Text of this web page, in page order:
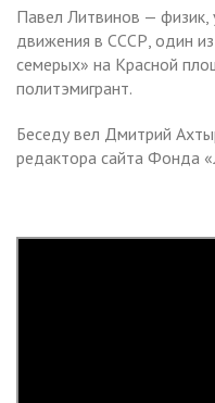
Павел Литвинов — физик,
движения в СССР, один
семерых» на Красной
политэмигрант.
Беседу вел Дмитрий
редактора сайта Фонда